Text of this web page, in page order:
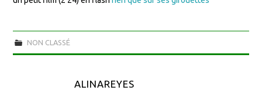
NON CLASSÉ
ALINAREYES